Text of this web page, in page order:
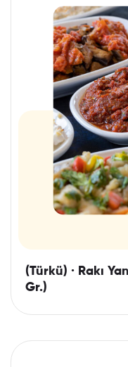
(Türkü) · Rakı
Gr.)